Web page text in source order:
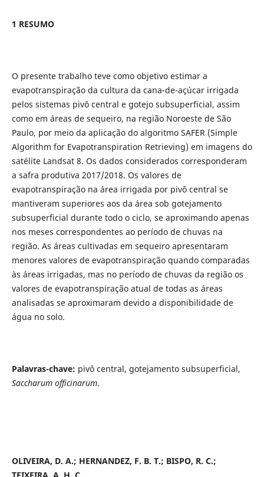
1 RESUMO
O presente trabalho teve como objetivo estimar a
evapotranspiração da cultura da cana-de-açúcar irrigada
pelos sistemas pivô central e gotejo subsuperficial, assim
como em áreas de sequeiro, na região Noroeste de São
Paulo, por meio da aplicação do algoritmo SAFER (Simple
Algorithm for Evapotranspiration Retrieving) em imagens do
satélite Landsat 8. Os dados considerados corresponderam
a safra produtiva 2017/2018. Os valores de
evapotranspiração na área irrigada por pivô central se
mantiveram superiores aos da área sob gotejamento
subsuperficial durante todo o ciclo, se aproximando apenas
nos meses correspondentes ao período de chuvas na
região. As áreas cultivadas em sequeiro apresentaram
menores valores de evapotranspiração quando comparadas
às áreas irrigadas, mas no período de chuvas da região os
valores de evapotranspiração atual de todas as áreas
analisadas se aproximaram devido a disponibilidade de
água no solo.
Palavras-chave: pivô central, gotejamento subsuperficial,
Saccharum officinarum.
OLIVEIRA, D. A.; HERNANDEZ, F. B. T.; BISPO, R. C.;